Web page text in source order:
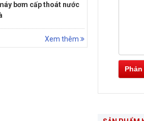
bơm cấp thoát nước
Xem thêm